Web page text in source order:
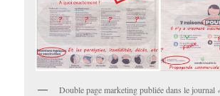
Double page marketing publiée dans le journal